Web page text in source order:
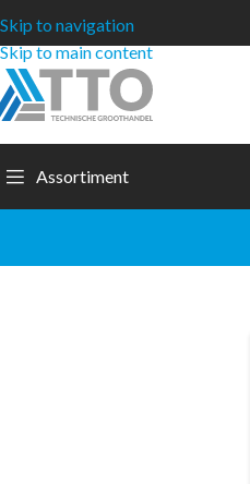
Skip to navigation
Skip to main content
Assortiment